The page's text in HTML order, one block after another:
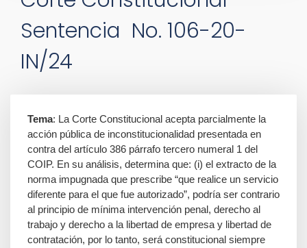
Sentencia No. 106-20-
IN/24
Tema: La Corte Constitucional acepta parcialmente la
acción pública de inconstitucionalidad presentada en
contra del artículo 386 párrafo tercero numeral 1 del
COIP. En su análisis, determina que: (i) el extracto de la
norma impugnada que prescribe “que realice un servicio
diferente para el que fue autorizado”, podría ser contrario
al principio de mínima intervención penal, derecho al
trabajo y derecho a la libertad de empresa y libertad de
contratación, por lo tanto, será constitucional siempre